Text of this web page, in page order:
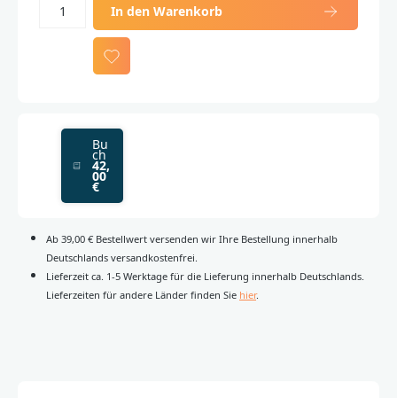
In den Warenkorb
Bu
ch
42,
00
€
Ab 39,00 € Bestellwert versenden wir Ihre Bestellung innerhalb
Deutschlands versandkostenfrei.
Lieferzeit ca. 1-5 Werktage für die Lieferung innerhalb Deutschlands.
Lieferzeiten für andere Länder finden Sie hier.